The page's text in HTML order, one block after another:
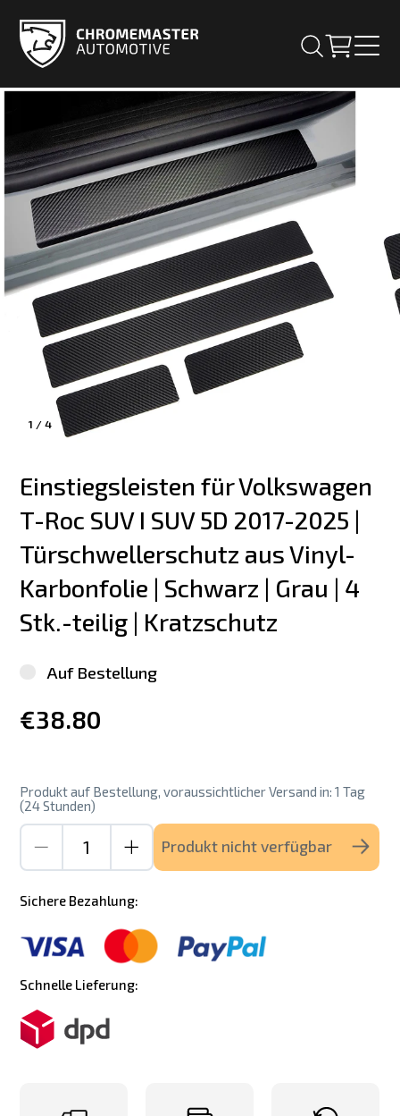
1 / 4
Einstiegsleisten für Volkswagen
T-Roc SUV I SUV 5D 2017-2025 |
Türschwellerschutz aus Vinyl-
Karbonfolie | Schwarz | Grau | 4
Stk.-teilig | Kratzschutz
Auf Bestellung
€38.80
Produkt auf Bestellung, voraussichtlicher Versand in: 1 Tag
(24 Stunden)
Produkt nicht verfügbar
Sichere Bezahlung:
Schnelle Lieferung: